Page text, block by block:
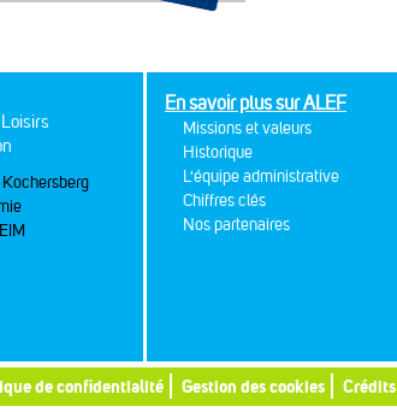
En savoir plus sur ALEF
Missions et valeurs
Historique
L'équipe administrative
Chiffres clés
Nos partenaires
de confidentialité Gestion des cookies Crédits